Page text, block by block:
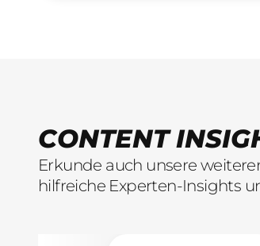
CONTENT
Erkunde auch unsere
hilfreiche Experten-Insights